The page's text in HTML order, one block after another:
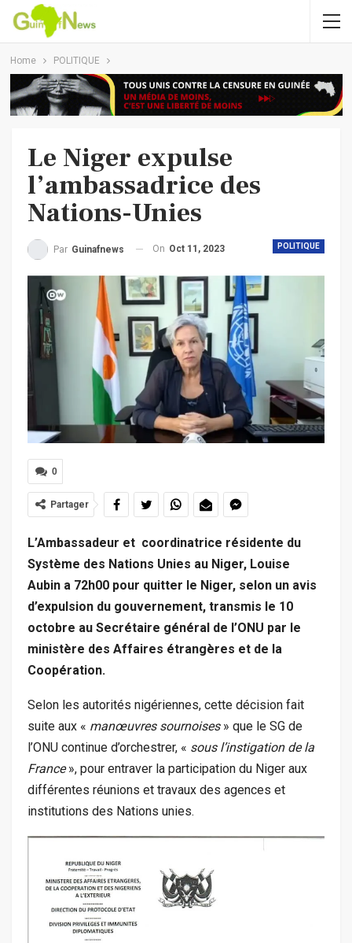
Home POLITIQUE
Le Niger expulse
l’ambassadrice des
Nations-Unies
POLITIQUE
Par Guinafnews On Oct 11, 2023
0
Partager
L’Ambassadeur et coordinatrice résidente du
Système des Nations Unies au Niger, Louise
Aubin a 72h00 pour quitter le Niger, selon un avis
d’expulsion du gouvernement, transmis le 10
octobre au Secrétaire général de l’ONU par le
ministère des Affaires étrangères et de la
Coopération.
Selon les autorités nigériennes, cette décision fait
suite aux « manœuvres sournoises» que le SG de
l’ONU continue d’orchestrer, « sous l’instigation de la
France», pour entraver la participation du Niger aux
différentes réunions et travaux des agences et
institutions des Nations unies.